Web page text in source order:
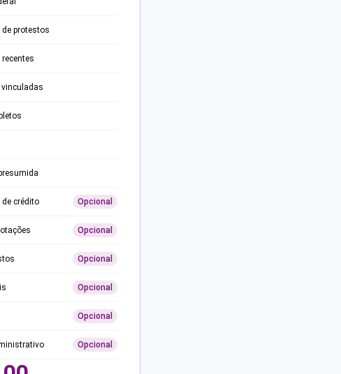
protestos
crédito Opcional
Opcional
Opcional
Opcional
Opcional
Opcional